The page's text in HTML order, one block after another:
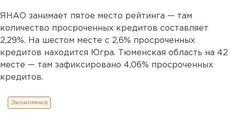
ЯНАО занимает пятое место рейтинга — там
количество просроченных кредитов составляет
2,29%. На шестом месте c 2,6% просроченных
кредитов находится Югра. Тюменская область на 42
месте — там зафиксировано 4,06% просроченных
кредитов.
Экономика